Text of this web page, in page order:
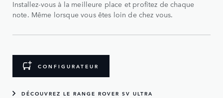
Installez-vous à la meilleure place et profitez de chaque
note. Même lorsque vous êtes loin de chez vous.
CONFIGURATEUR
DÉCOUVREZ LE RANGE ROVER SV ULTRA